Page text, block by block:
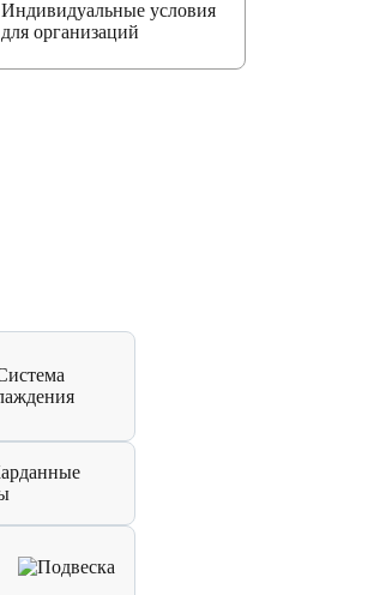
Индивидуальные условия
для организаций